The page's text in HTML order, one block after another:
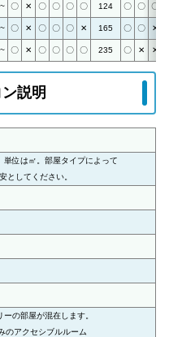
〇 ✕ 〇 〇 〇 〇 124 〇 〇 〇
〇 ✕ 〇 〇 〇 ✕ 165 〇 〇 ✕
〇 ✕ 〇 〇 〇 〇 235 〇 ✕ ✕
説明
位は㎡。 部屋タイプによって
としてください。
の部屋が混在します。
のアクセシブルルーム